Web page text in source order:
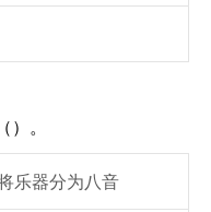
。
乐器分为八音